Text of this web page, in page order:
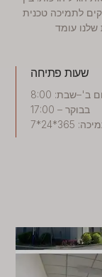
לתמיכה טכנית
שלנו עומד
שעות פתיחה
יום ב'–שבת: 8:00
בבוקר – 17:00
365*24*7